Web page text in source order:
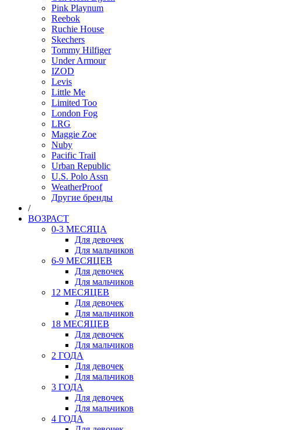
Pink Playnum
Reebok
Ruchie House
Skechers
Tommy Hilfiger
Under Armour
IZOD
Levis
Little Me
Limited Too
London Fog
LRG
Maggie Zoe
Nuby
Pacific Trail
Urban Republic
U.S. Polo Assn
WeatherProof
Другие бренды
/
ВОЗРАСТ
0-3 МЕСЯЦА
Для девочек
Для мальчиков
6-9 МЕСЯЦЕВ
Для девочек
Для мальчиков
12 МЕСЯЦЕВ
Для девочек
Для мальчиков
18 МЕСЯЦЕВ
Для девочек
Для мальчиков
2 ГОДА
Для девочек
Для мальчиков
3 ГОДА
Для девочек
Для мальчиков
4 ГОДА